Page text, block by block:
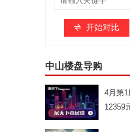
开始对比
中山楼盘导购
4月第
12359